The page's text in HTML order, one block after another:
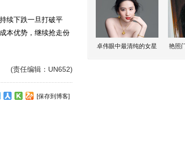
续下跌一旦打破平
本优势，继续抢走份
(责任编辑：UN652)
[保存到博客]
卓伟眼中最清纯的女星 艳照